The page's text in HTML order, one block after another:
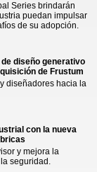
Series brindarán
puedan impulsar
de su adopción.
diseño generativo
de Frustum
diseñadores hacia la
con la nueva
y mejora la
seguridad.